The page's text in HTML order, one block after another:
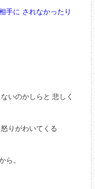
手に されなかったり
いのかしらと 悲しく
りがわいてくる
ら。